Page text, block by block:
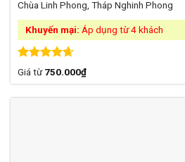
Chùa Linh Phong, Tháp Nghinh Phong
Khuyến mại: Áp dụng từ 4 khách
Được xếp
Giá từ750.000₫